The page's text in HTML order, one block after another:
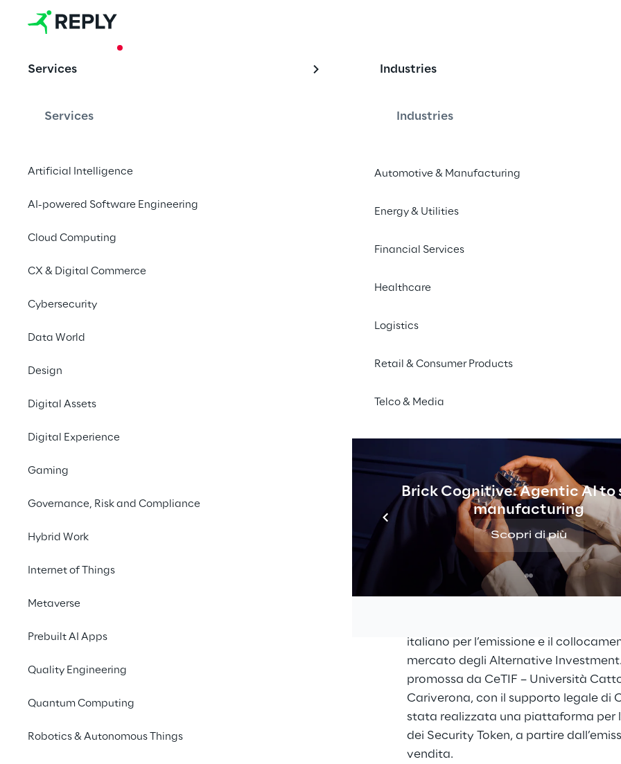
Services
Services
Artificial Intelligence
AI-powered Software Engineering
Cloud Computing
CX & Digital Commerce
Cybersecurity
Data World
Design
Digital Assets
Digital Experience
Gaming
Governance, Risk and Compliance
Hybrid Work
Internet of Things
Metaverse
Prebuilt AI Apps
Quality Engineering
Quantum Computing
Robotics & Autonomous Things
Industries
Industries
Automotive & Manufacturing
Energy & Utilities
Financial Services
Healthcare
Logistics
Retail & Consumer Products
Telco & Media
Brick Cognitive: Agentic AI to
manufacturing
Scopri di più
Security Token & Alternative
Token promossa da CeTIF, Reply e Fondazione CariVerona.
La soluzione
I benefici della soluzione
La mission dell’iniziativa è stata la
italiano per l’emissione e il
mercato degli Alternative
promossa da CeTIF – Università
Cariverona, con il supporto legale di
stata realizzata una piattaforma per
dei Security Token, a partire
vendita.